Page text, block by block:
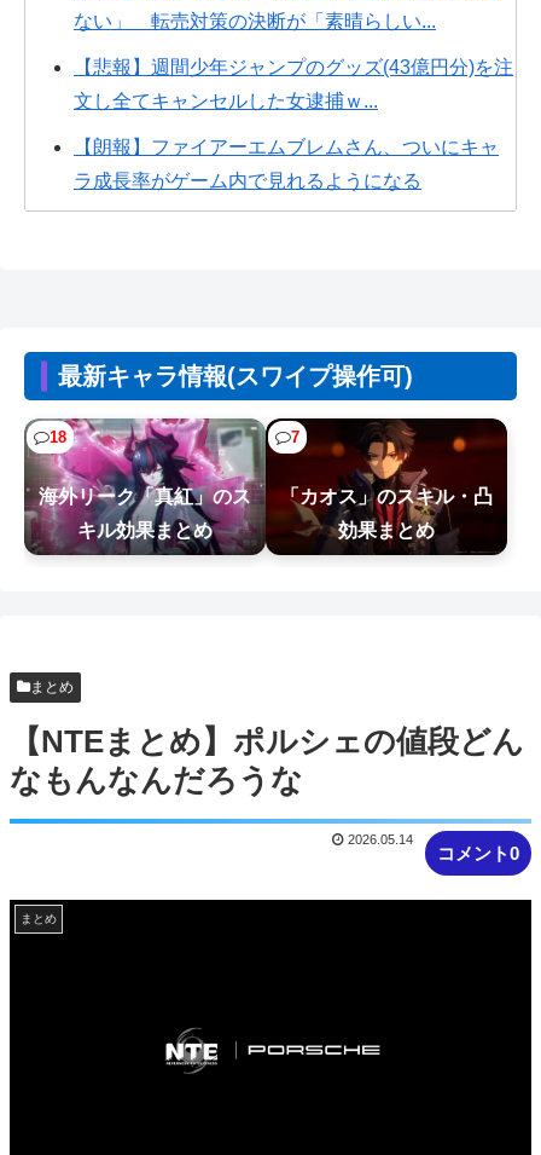
ない」 転売対策の決断が「素晴らしい...
【悲報】週間少年ジャンプのグッズ(43億円分)を注
文し全てキャンセルした女逮捕ｗ...
【朗報】ファイアーエムブレムさん、ついにキャ
ラ成長率がゲーム内で見れるようになる
【悲報】ジャンプグッズ43億キャンセルおばさ
ん、ご尊顔が公開されるｗｗｗｗ
【NTEまとめ】絆プレゼント安いやつは400で基本
200なんだけど
フロム「ダークソウルを完結させるでー！」←お
おええやん
エバ
最新キャラ情報(スワイプ操作可)
18
海外リーク「真紅」のス
キル効果まとめ
7
「カオス」のスキル・凸
効果まとめ
まとめ
【NTEまとめ】ポルシェの値段どん
なもんなんだろうな
コメント0
2026.05.14
まとめ